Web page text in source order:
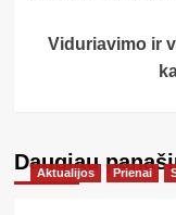
Viduriavimo ir
Daugiau
Aktualijos Prienai